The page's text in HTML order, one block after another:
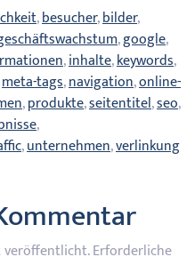
,besucher,bilder,
,google,
,inhalte,keywords,
meta-tags,navigation,online-
,produkte,seitentitel,seo,
,
,unternehmen,verlinkung
veröffentlicht.Erforderliche